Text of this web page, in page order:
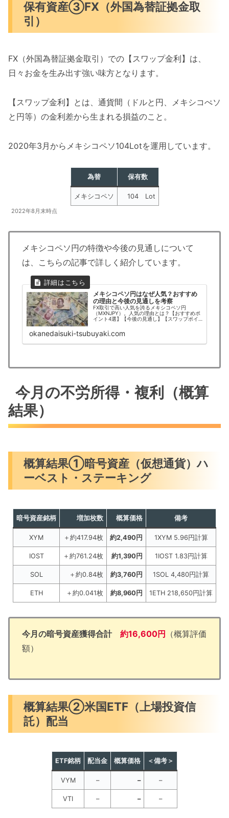
保有資産③FX（外国為替証拠金取
引）
FX（外国為替証拠金取引）での【スワップ金利】は、
日々お金を生み出す強い味方となります。
【スワップ金利】とは、通貨間（ドルと円、メキシコぺソ
と円等）の金利差から生まれる損益のこと。
2020年3月からメキシコペソ104Lotを運用しています。
為替 保有数
メキシコペソ 104 Lot
2022年8月末時点
メキシコペソ円の特徴や今後の見通しについて
は、こちらの記事で詳しく紹介しています。
メキシコペソ円はなぜ人気？おすすめ
の理由と今後の見通しを考察
FX取引で高い人気を誇るメキシコペソ円
（MXNJPY）。人気の理由とは？【おすすめポ
イント4選】【今後の見通し】【スワップポイ
okanedaisuki-tsubuyaki.com
今月の不労所得・複利（概算
結果）
概算結果①暗号資産（仮想通貨）ハ
ーベスト・ステーキング
暗号資産銘柄 増加枚数 概算価格 備考
XYM ＋約417.94枚 約2,490円 1XYM 5.96円計算
IOST ＋約761.24枚 約1,390円 1IOST 1.83円計算
SOL ＋約0.84枚 約3,760円 1SOL 4,480円計算
ETH ＋約0.041枚 約8,960円 1ETH 218,650円計算
今月の暗号資産獲得合計 約16,600円
（概算評価
額）
概算結果②米国ETF（上場投資信
託）配当
ETF銘柄 配当金 概算価格 ＜備考＞
VYM – – –
VTI – – –